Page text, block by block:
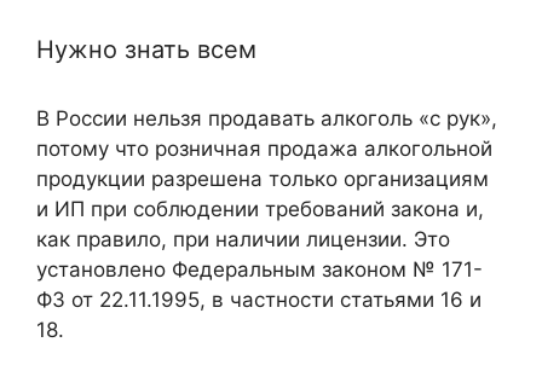
Нужно знать всем
В России нельзя продавать алкоголь «с рук»,
потому что розничная продажа алкогольной
продукции разрешена только организациям
и ИП при соблюдении требований закона и,
как правило, при наличии лицензии. Это
установлено Федеральным законом № 171-
ФЗ от 22.11.1995, в частности статьями 16 и
18.